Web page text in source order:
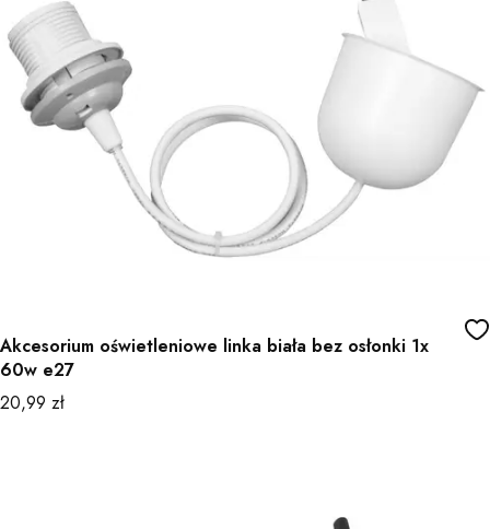
Akcesorium oświetleniowe linka biała bez osłonki 1x
60w e27
Cena
20,99 zł